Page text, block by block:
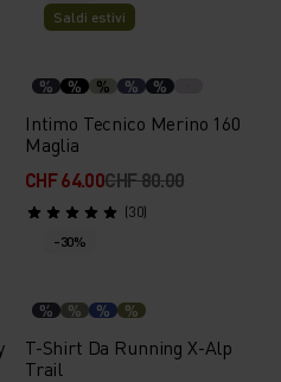
Saldi estivi
% % % % %
Intimo Tecnico Merino 160
Maglia
CHF 64.00CHF 80.00
(30)
-30%
% % % %
T-Shirt Da Running X-Alp
Trail